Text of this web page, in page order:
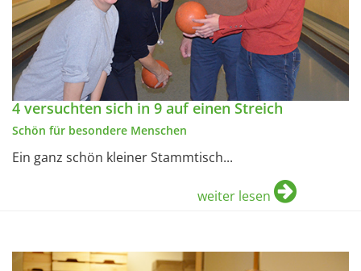
4 versuchten sich in 9 auf einen Streich
Schön für besondere Menschen
Ein ganz schön kleiner Stammtisch...
weiter lesen